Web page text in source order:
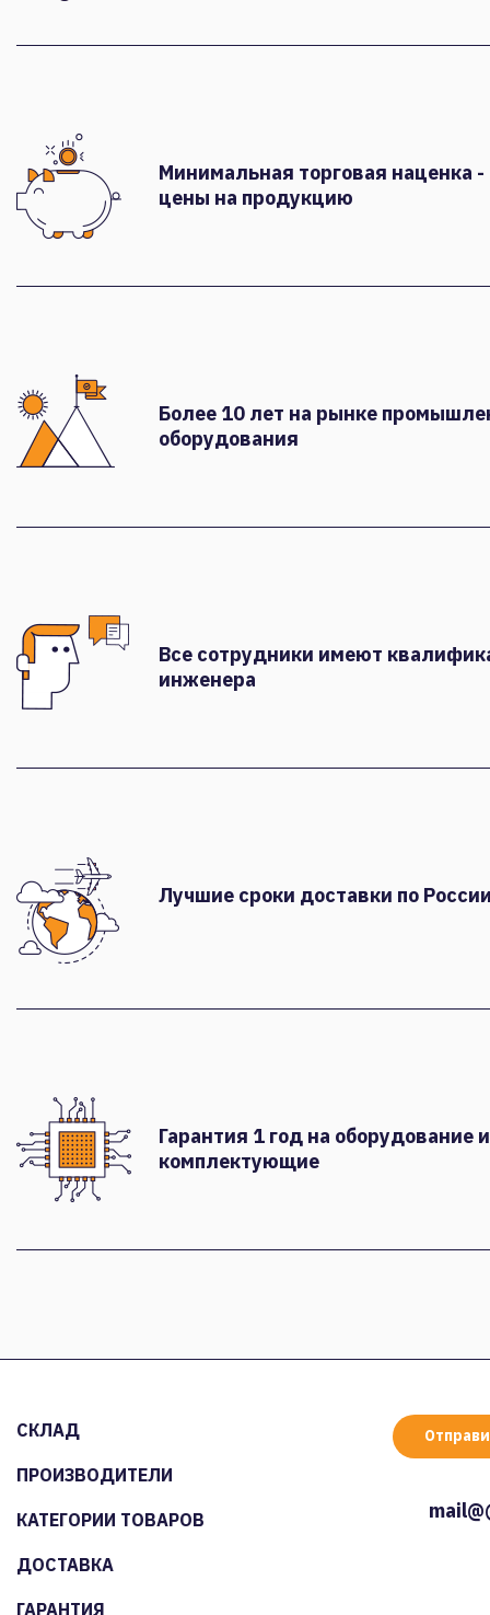
Минимальная торговая наценка
цены на продукцию
Более 10 лет на рынке
оборудования
Все сотрудники имеют
инженера
Лучшие сроки доставки по
Гарантия 1 год на оборудование и
комплектующие
СКЛАД
ПРОИЗВОДИТЕЛИ
КАТЕГОРИИ ТОВАРОВ
ДОСТАВКА
ГАРАНТИЯ